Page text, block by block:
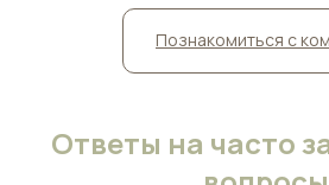
Познакомиться с
Ответы на часто